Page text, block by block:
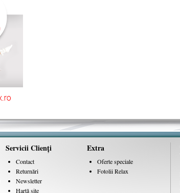
Servicii Clienţi
Contact
Returnări
Newsletter
Hartă site
Extra
Oferte speciale
Fotolii Relax